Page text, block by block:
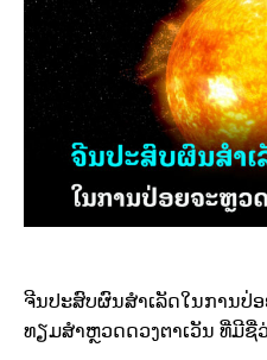
ຈີນປະສົບຜົນສຳເລັດໃນການປ່
ທຽມສຳຫຼວດດວງຕາເວັນ ທີ່ມີຊື່